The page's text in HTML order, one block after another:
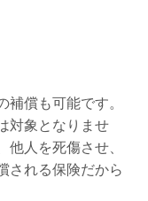
補償も可能です。
対象となりませ
他人を死傷させ、
される保険だから